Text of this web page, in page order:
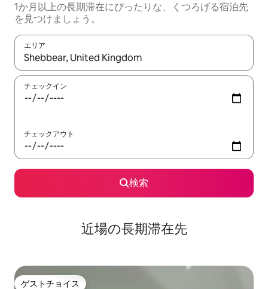
1か月以上の長期滞在にぴったりな、くつろげる宿泊先
を見つけましょう。
エリア
検索結果が表示されたら、上下の矢印キーを使って移動するか
チェックイン
チェックアウト
検索
近場の長期滞在先
ゲストチョイス